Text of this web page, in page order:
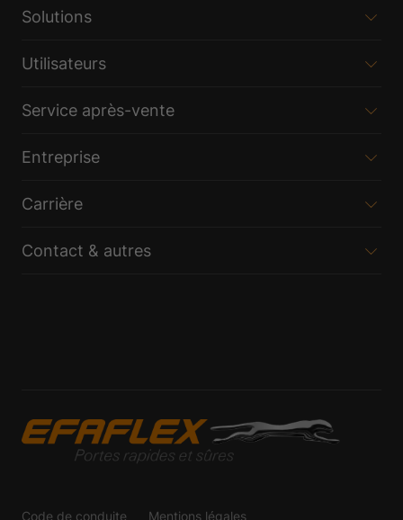
Solutions
Utilisateurs
Service après-vente
Entreprise
Carrière
Contact & autres
Code de conduite Mentions légales